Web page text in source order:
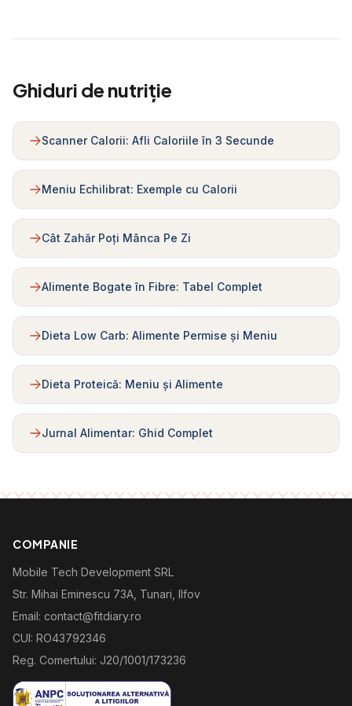
Ghiduri de nutriție
Scanner Calorii: Afli Caloriile în 3 Secunde
Meniu Echilibrat: Exemple cu Calorii
Cât Zahăr Poți Mânca Pe Zi
Alimente Bogate în Fibre: Tabel Complet
Dieta Low Carb: Alimente Permise și Meniu
Dieta Proteică: Meniu și Alimente
Jurnal Alimentar: Ghid Complet
COMPANIE
Mobile Tech Development SRL
Str. Mihai Eminescu 73A, Tunari, Ilfov
Email: contact@fitdiary.ro
CUI: RO43792346
Reg. Comertului: J20/1001/173236